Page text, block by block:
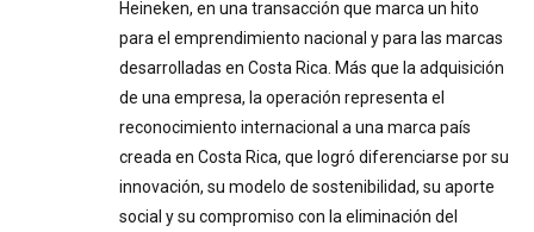
Heineken, en una transacción que marca un hito
para el emprendimiento nacional y para las marcas
desarrolladas en Costa Rica. Más que la adquisición
de una empresa, la operación representa el
reconocimiento internacional a una marca país
creada en Costa Rica, que logró diferenciarse por su
innovación, su modelo de sostenibilidad, su aporte
social y su compromiso con la eliminación del